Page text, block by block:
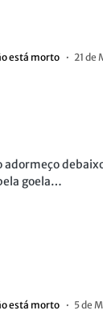
está morto 21 de
goela…
está morto 5 de